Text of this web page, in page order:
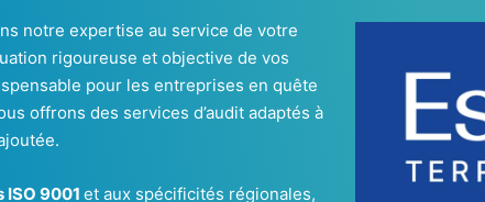
notre expertise au service de votre
rigoureuse et objective de vos
pour les entreprises en quête
offrons des services d’audit adaptés à
ISO 9001 et aux spécificités régionales,